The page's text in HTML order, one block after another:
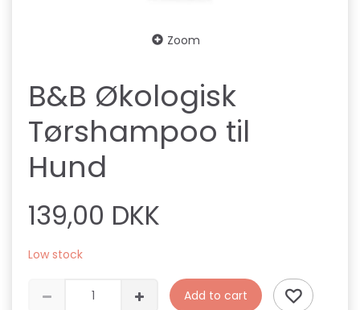
Zoom
B&B Økologisk
Tørshampoo til
Hund
139,00 DKK
Low stock
Add to cart